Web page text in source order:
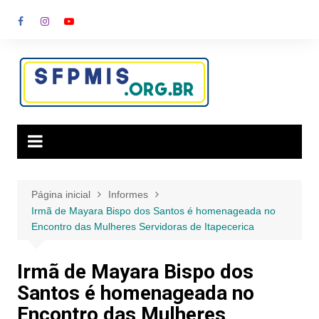
para
conteúdo
Página inicial
Informes
Irmã de Mayara Bispo dos Santos é homenageada no
Encontro das Mulheres Servidoras de Itapecerica
Irmã de Mayara Bispo dos
Santos é homenageada no